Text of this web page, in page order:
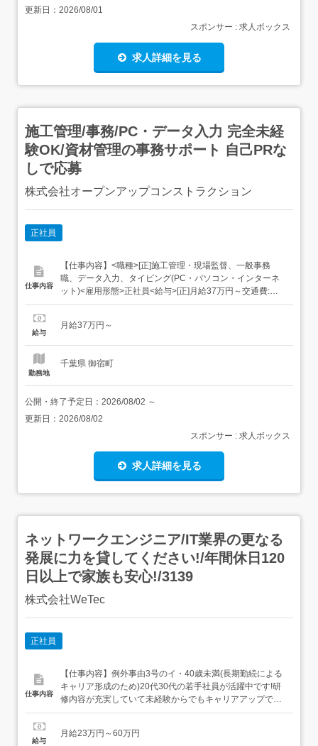
更新日： 2026/08/01
スポンサー : 求人ボックス
求人詳細を見る
施工管理/事務/PC・データ入力 完全未経
験OK/資材管理の事務サポート 自己PRな
しで応募
株式会社オープンアップコンストラクション
正社員
仕事内容
【仕事内容】<職種>[正]施工管理・現場監督、一般事務
職、データ入力、タイピング(PC・パソコン・インターネ
ット)<雇用形態>正社員<給与>[正]月給37万円～交通費:全
額支給 [正]には、固定残業代:49,143円 20時間相当分が含
お支払いします。 試用期間:3ヶ月/正社員/月給37万円月給
給与
月給37万円～
勤務地
千葉県 御宿町
公開・終了予定日： 2026/08/02 ～
更新日： 2026/08/02
スポンサー : 求人ボックス
求人詳細を見る
ネットワークエンジニア/IT業界の更なる
発展に力を貸してください!/年間休日120
日以上で家族も安心!/3139
株式会社WeTec
正社員
仕事内容
【仕事内容】例外事由3号のイ・40歳未満(長期勤続による
キャリア形成のため)20代30代の若手社員が活躍中です!研
修内容が充実していて未経験からでもキャリアアップでき
る環境です!〈概要〉株式会社We Tecは、創業当初から
ン展開を行っているグローバルな企業です。外国籍エンジ
給与
月給23万円～60万円